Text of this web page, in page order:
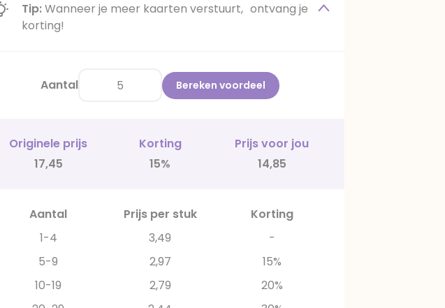
Tip:Wanneer je meer kaarten verstuurt, ontvang je
korting!
Aantal Bereken voordeel
Originele prijs Korting
Prijs voor jou
17,45
15% 14,85
Aantal Prijs per stuk
Korting
1-4
3,49
-
5-9
2,97
15%
10-19
2,79
20%